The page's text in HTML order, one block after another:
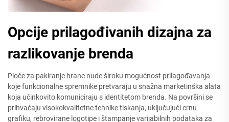
Opcije prilagođivanih dizajna za
razlikovanje brenda
Ploče za pakiranje hrane nude široku mogućnost prilagođavanja
koje funkcionalne spremnike pretvaraju u snažna marketinška alata
koja učinkovito komuniciraju s identitetom brenda. Na površini se
prihvaćaju visokokvalitetne tehnike tiskanja, uključujući crnu
grafiku, rebrovirane logotipe i štampanje varijabilnih podataka za